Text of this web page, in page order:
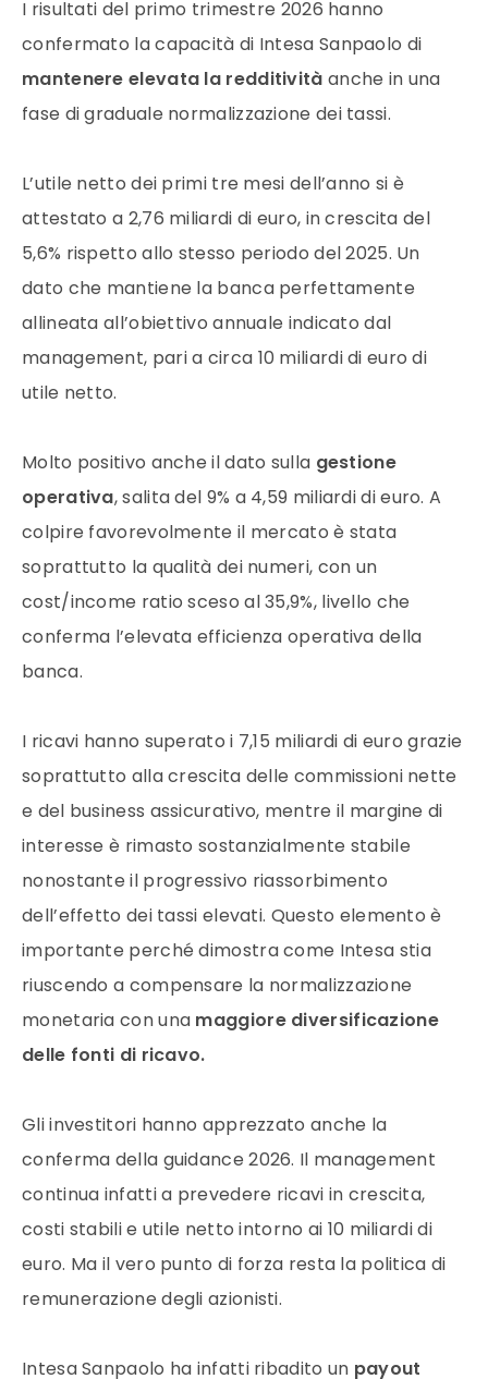
I risultati del primo trimestre 2026 hanno
confermato la capacità di Intesa Sanpaolo di
mantenere elevata la redditività anche in una
fase di graduale normalizzazione dei tassi.
L’utile netto dei primi tre mesi dell’anno si è
attestato a 2,76 miliardi di euro, in crescita del
5,6% rispetto allo stesso periodo del 2025. Un
dato che mantiene la banca perfettamente
allineata all’obiettivo annuale indicato dal
management, pari a circa 10 miliardi di euro di
utile netto.
Molto positivo anche il dato sulla gestione
operativa, salita del 9% a 4,59 miliardi di euro. A
colpire favorevolmente il mercato è stata
soprattutto la qualità dei numeri, con un
cost/income ratio sceso al 35,9%, livello che
conferma l’elevata efficienza operativa della
banca.
I ricavi hanno superato i 7,15 miliardi di euro grazie
soprattutto alla crescita delle commissioni nette
e del business assicurativo, mentre il margine di
interesse è rimasto sostanzialmente stabile
nonostante il progressivo riassorbimento
dell’effetto dei tassi elevati. Questo elemento è
importante perché dimostra come Intesa stia
riuscendo a compensare la normalizzazione
monetaria con una maggiore diversificazione
delle fonti di ricavo.
Gli investitori hanno apprezzato anche la
conferma della guidance 2026. Il management
continua infatti a prevedere ricavi in crescita,
costi stabili e utile netto intorno ai 10 miliardi di
euro. Ma il vero punto di forza resta la politica di
remunerazione degli azionisti.
Intesa Sanpaolo ha infatti ribadito un payout